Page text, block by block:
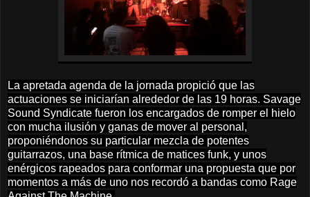
La apretada agenda de la jornada propició que las
actuaciones se iniciarían alrededor de las 19 horas. Savage
Sound Syndicate fueron los encargados de romper el hielo
con mucha ilusión y ganas de mover al personal,
proponiéndonos su particular mezcla de potentes
guitarrazos, una base rítmica de matices funk, y unos
enérgicos rapeados para conformar una propuesta que por
momentos a más de uno nos recordó a bandas como Rage